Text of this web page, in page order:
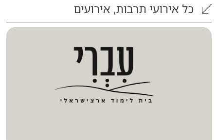
אירועי תרבות ,אירועים